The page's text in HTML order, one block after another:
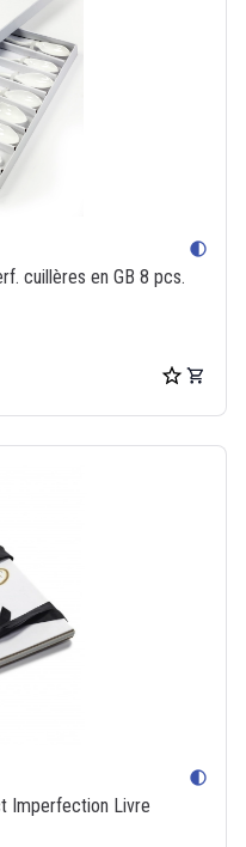
contrast
cuillères en GB 8 pcs.
contrast
Imperfection Livre